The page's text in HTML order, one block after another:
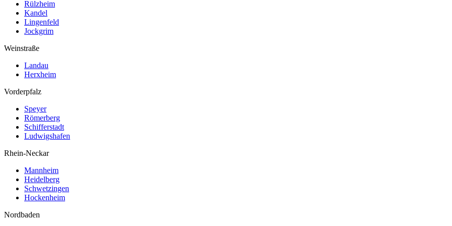
Rülzheim
Kandel
Lingenfeld
Jockgrim
Weinstraße
Landau
Herxheim
Vorderpfalz
Speyer
Römerberg
Schifferstadt
Ludwigshafen
Rhein-Neckar
Mannheim
Heidelberg
Schwetzingen
Hockenheim
Nordbaden